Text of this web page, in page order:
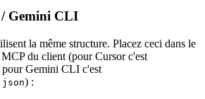
Gemini CLI
la même structure. Placez ceci dans le
du client (pour Cursor c'est
pour Gemini CLI c'est
) :